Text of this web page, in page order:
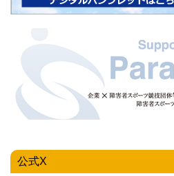
公式X